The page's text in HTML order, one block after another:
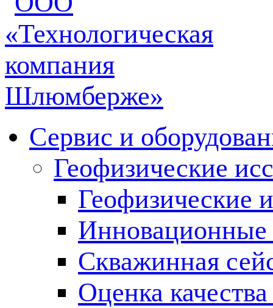
Сервис и
Геофизические
Геофизические
Инновационные
Скважинная
Оценка